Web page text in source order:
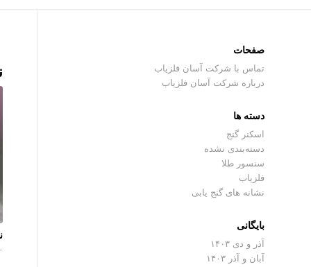
۰ دیدگاه
صفحات
تماس با شرکت آسان فلزیاب
درباره شرکت آسان فلزیاب
دسته ها
اسکنر گنج
دسته‌بندی نشده
سنسور طلا
فلزیاب
نشانه های گنج یابی
بایگانی
آذر و دی ۱۴۰۳
آبان و آذر ۱۴۰۳